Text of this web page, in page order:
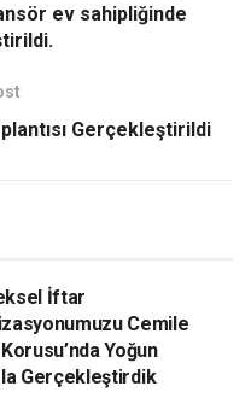
ev sahipliğinde
Gerçekleştirildi
İftar
Cemile
Yoğun
Gerçekleştirdik